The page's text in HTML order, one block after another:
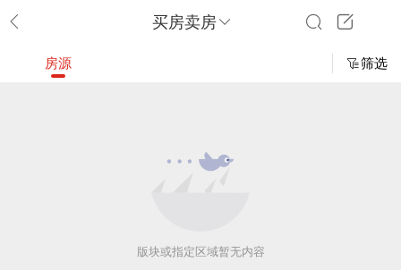
买房卖房
房源 筛选
版块或指定区域暂无内容